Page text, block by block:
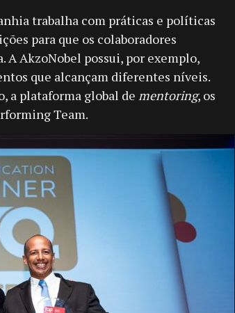
trabalha com práticas e políticas
para que os colaboradores
A AkzoNobel possui, por exemplo,
que alcançam diferentes níveis.
a plataforma global de mentoring, os
Team.